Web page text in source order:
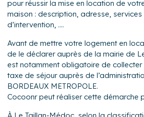
pour réussir la mise en location de
maison : description, adresse,
d’intervention, ....
Avant de mettre votre logement en
de le déclarer auprès de la mairie de
est notamment obligatoire de collecter
taxe de séjour auprès de
BORDEAUX METROPOLE.
Cocoonr peut réaliser cette démarche